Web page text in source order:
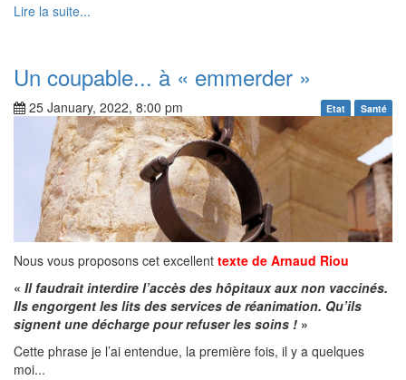
Lire la suite...
Un coupable... à « emmerder »
25 January, 2022, 8:00 pm Etat Santé
Nous vous proposons cet excellent texte de Arnaud Riou
« Il faudrait interdire l’accès des hôpitaux aux non vaccinés.
Ils engorgent les lits des services de réanimation. Qu’ils
signent une décharge pour refuser les soins ! »
Cette phrase je l’ai entendue, la première fois, il y a quelques
moi...